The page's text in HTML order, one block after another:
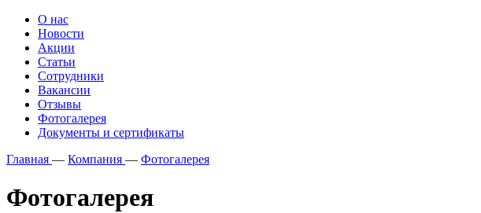
О нас
Новости
Акции
Статьи
Сотрудники
Вакансии
Отзывы
Фотогалерея
Документы и сертификаты
Главная — Компания — Фотогалерея
Фотогалерея